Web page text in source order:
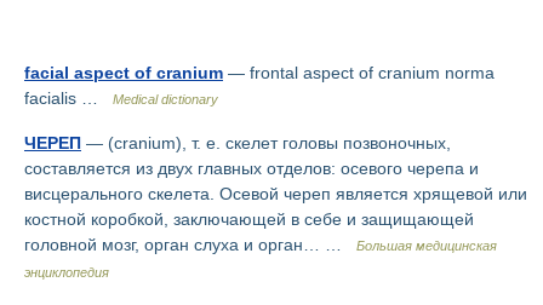
facial aspect of cranium — frontal aspect of cranium norma
facialis …
Medical dictionary
ЧЕРЕП — (cranium), т. е. скелет головы позвоночных,
составляется из двух главных отделов: осевого черепа и
висцерального скелета. Осевой череп является хрящевой или
костной коробкой, заключающей в себе и защищающей
головной мозг, орган слуха и орган… …
Большая медицинская
энциклопедия